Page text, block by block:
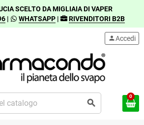
SCELTO DA MIGLIAIA DI VAPER
| WHATSAPP | RIVENDITORI B2B
search
personAccedi
0